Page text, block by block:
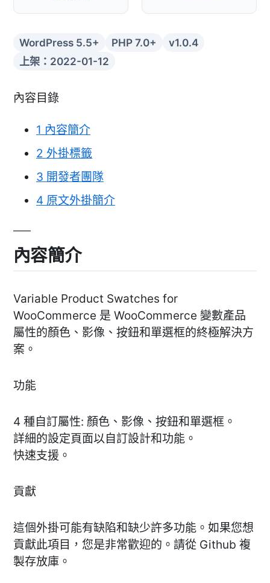
WordPress 5.5+ PHP 7.0+
v1.0.4
上架：2022-01-12
內容目錄
1 內容簡介
2 外掛標籤
3 開發者團隊
4 原文外掛簡介
內容簡介
Variable Product Swatches for
WooCommerce 是 WooCommerce 變數產品
屬性的顏色、影像、按鈕和單選框的終極解決方
案。
功能
4 種自訂屬性: 顏色、影像、按鈕和單選框。
詳細的設定頁面以自訂設計和功能。
快速支援。
貢獻
這個外掛可能有缺陷和缺少許多功能。如果您想
貢獻此項目，您是非常歡迎的。請從 Github 複
製存放庫。